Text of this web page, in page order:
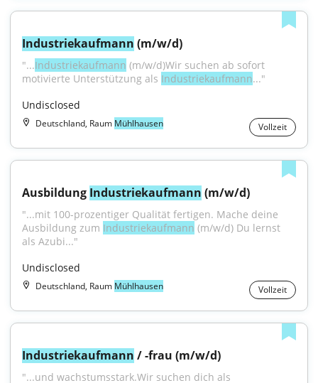
Industriekaufmann (m/w/d)
"...Industriekaufmann (m/w/d)Wir suchen ab sofort
motivierte Unterstützung als Industriekaufmann..."
Undisclosed
Deutschland, Raum Mühlhausen Vollzeit
Ausbildung Industriekaufmann (m/w/d)
"...mit 100-prozentiger Qualität fertigen. Mache deine
Ausbildung zum Industriekaufmann (m/w/d) Du lernst
als Azubi..."
Undisclosed
Deutschland, Raum Mühlhausen Vollzeit
Industriekaufmann / -frau (m/w/d)